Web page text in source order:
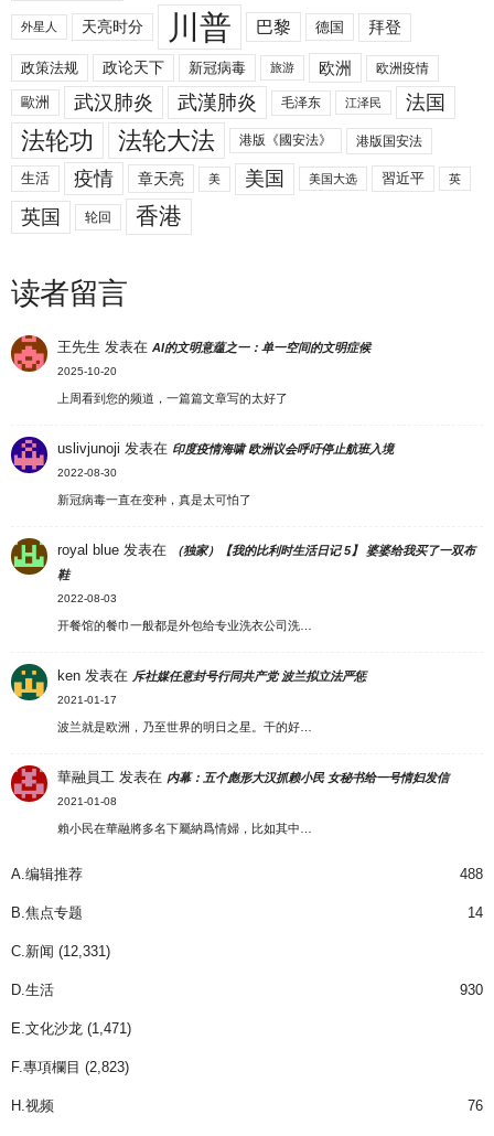
外星人 天亮时分 川普 巴黎 德国 拜登
政策法规 政论天下 新冠病毒 旅游 欧洲 欧洲疫情
歐洲 武汉肺炎 武漢肺炎 毛泽东 江泽民 法国
法轮功 法轮大法 港版《國安法》 港版国安法
生活 疫情 章天亮 美 美国 美国大选 習近平 英
英国 轮回 香港
读者留言
王先生 发表在AI的文明意蕴之一：单一空间的文明症候
2025-10-20
上周看到您的频道，一篇篇文章写的太好了
uslivjunoji 发表在 印度疫情海啸 欧洲议会呼吁停止航班入境
2022-08-30
新冠病毒一直在变种，真是太可怕了
royal blue 发表在
（独家）【我的比利时生活日记 5】 婆婆给我买了一双布
鞋
2022-08-03
开餐馆的餐巾一般都是外包给专业洗衣公司洗…
ken 发表在 斥社媒任意封号行同共产党 波兰拟立法严惩
2021-01-17
波兰就是欧洲，乃至世界的明日之星。干的好…
華融員工 发表在 内幕：五个彪形大汉抓赖小民 女秘书给一号情妇发信
2021-01-08
賴小民在華融將多名下屬納爲情婦，比如其中…
A.编辑推荐 488
B.焦点专题 14
C.新闻 (12,331)
D.生活 930
E.文化沙龙 (1,471)
F.專項欄目 (2,823)
H.视频 76